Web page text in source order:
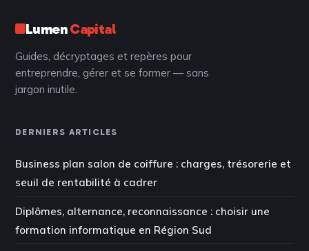
LumenCapital
Guides, décryptages et repères pour
entreprendre, gérer et se former — sans
jargon inutile.
DERNIERS ARTICLES
Business plan salon de coiffure : charges, trésorerie et
seuil de rentabilité à cadrer
Diplômes, alternance, reconnaissance : choisir une
formation informatique en Région Sud